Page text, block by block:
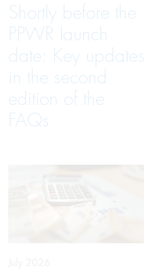
Shortly before the
PPWR launch
date: Key updates
in the second
edition of the
FAQs